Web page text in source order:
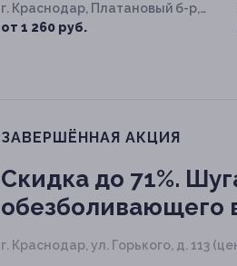
г. Краснодар, Платановый б-р,
д. 17п
от 1 260 руб.
ЗАВЕРШЁННАЯ АКЦИЯ
Скидка до 71%.
обезболивающего
г. Краснодар, ул. Горького, д. 113